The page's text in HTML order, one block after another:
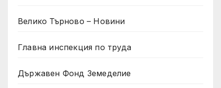
Велико Търново – Новини
Главна инспекция по труда
Държавен Фонд Земеделие